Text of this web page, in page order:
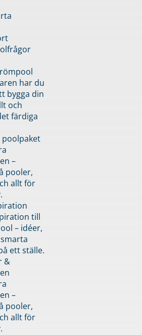
har du
bygga din
och
färdiga
–
pooler,
allt för
till
– idéer,
ett ställe.
&
–
pooler,
allt för